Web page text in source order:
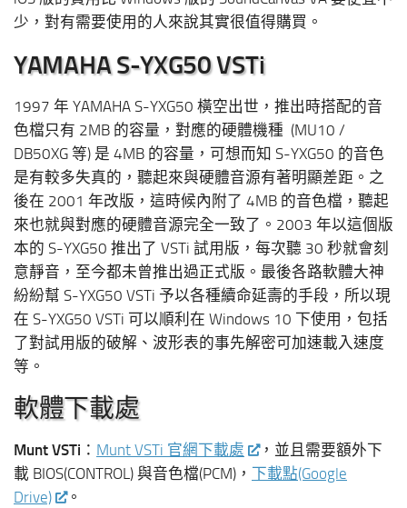
少，對有需要使用的人來說其實很值得購買。
YAMAHA S-YXG50 VSTi
1997 年 YAMAHA S-YXG50 橫空出世，推出時搭配的音
色檔只有 2MB 的容量，對應的硬體機種 (MU10 /
DB50XG 等) 是 4MB 的容量，可想而知 S-YXG50 的音色
是有較多失真的，聽起來與硬體音源有著明顯差距。之
後在 2001 年改版，這時候內附了 4MB 的音色檔，聽起
來也就與對應的硬體音源完全一致了。2003 年以這個版
本的 S-YXG50 推出了 VSTi 試用版，每次聽 30 秒就會刻
意靜音，至今都未曾推出過正式版。最後各路軟體大神
紛紛幫 S-YXG50 VSTi 予以各種續命延壽的手段，所以現
在 S-YXG50 VSTi 可以順利在 Windows 10 下使用，包括
了對試用版的破解、波形表的事先解密可加速載入速度
等。
軟體下載處
Munt VSTi ： Munt VSTi 官網下載處
，並且需要額外下
載 BIOS(CONTROL) 與音色檔(PCM)， 下載點(Google
Drive)
。